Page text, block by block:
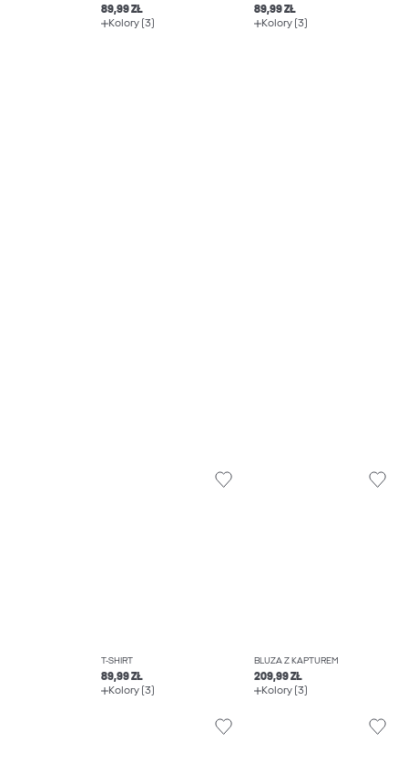
89,99 ZŁ
Kolory (3)
89,99 ZŁ
Kolory (3)
T-SHIRT
89,99 ZŁ
Kolory (3)
BLUZA Z KAPTUREM
209,99 ZŁ
Kolory (3)